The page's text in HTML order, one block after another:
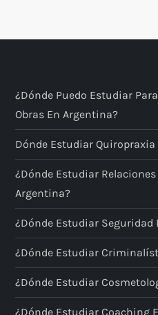
¿Dónde Puedo Estudiar
Obras En Argentina?
Dónde Estudiar
¿Dónde Estudiar
Argentina?
¿Dónde Estudiar Seguridad
¿Dónde Estudiar
¿Dónde Estudiar
¿Dónde Estudiar Coaching